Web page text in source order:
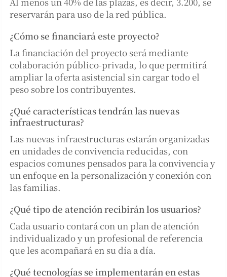
reservarán para uso de la red pública.
¿Cómo se financiará este proyecto?
La financiación del proyecto será mediante
colaboración público-privada, lo que permitirá
ampliar la oferta asistencial sin cargar todo el
peso sobre los contribuyentes.
¿Qué características tendrán las nuevas
infraestructuras?
Las nuevas infraestructuras estarán organizadas
en unidades de convivencia reducidas, con
espacios comunes pensados para la convivencia y
un enfoque en la personalización y conexión con
las familias.
¿Qué tipo de atención recibirán los usuarios?
Cada usuario contará con un plan de atención
individualizado y un profesional de referencia
que les acompañará en su día a día.
¿Qué tecnologías se implementarán en estas